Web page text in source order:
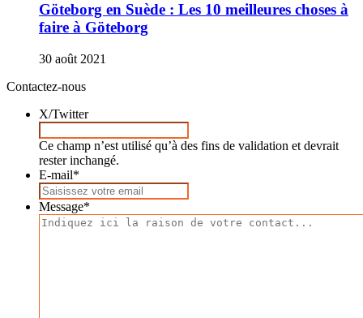
Göteborg en Suède : Les 10 meilleures choses à
faire à Göteborg
30 août 2021
Contactez-nous
X/Twitter
Ce champ n’est utilisé qu’à des fins de validation et devrait
rester inchangé.
E-mail*
Message*